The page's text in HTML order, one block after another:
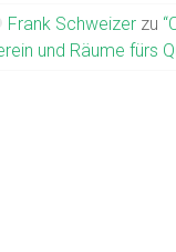
Frank Schweizer zu
und Räume fürs